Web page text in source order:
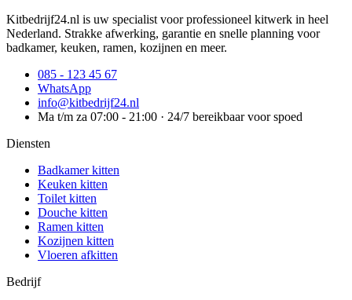
Kitbedrijf24.nl is uw specialist voor professioneel kitwerk in heel
Nederland. Strakke afwerking, garantie en snelle planning voor
badkamer, keuken, ramen, kozijnen en meer.
085 - 123 45 67
WhatsApp
info@kitbedrijf24.nl
Ma t/m za 07:00 - 21:00 · 24/7 bereikbaar voor spoed
Diensten
Badkamer kitten
Keuken kitten
Toilet kitten
Douche kitten
Ramen kitten
Kozijnen kitten
Vloeren afkitten
Bedrijf